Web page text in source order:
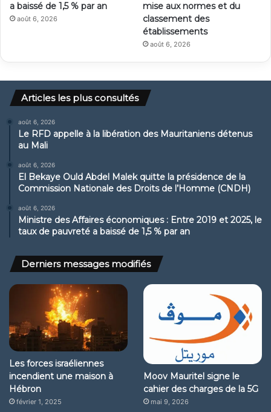
a baissé de 1,5 % par an
août 6, 2026
mise aux normes et du
classement des
établissements
août 6, 2026
Articles les plus consultés
août 6, 2026
Le RFD appelle à la libération des Mauritaniens détenus
au Mali
août 6, 2026
El Bekaye Ould Abdel Malek quitte la présidence de la
Commission Nationale des Droits de l’Homme (CNDH)
août 6, 2026
Ministre des Affaires économiques : Entre 2019 et 2025, le
taux de pauvreté a baissé de 1,5 % par an
Derniers messages modifiés
Les forces israéliennes
incendient une maison à
Hébron
février 1, 2025
Moov Mauritel signe le
cahier des charges de la 5G
mai 9, 2026